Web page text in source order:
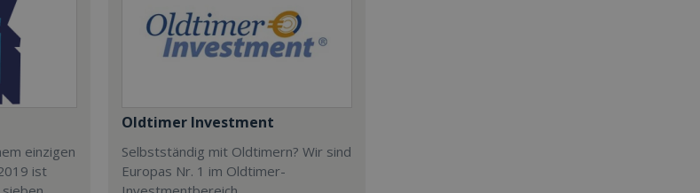
einzigen
ist
Oldtimer Investment
Selbstständig mit Oldtimern? Wir sind
Europas Nr. 1 im Oldtimer-